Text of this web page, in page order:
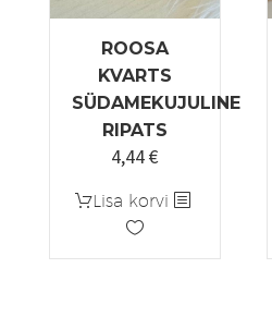
ROOSA
KVARTS
SÜDAMEKUJULINE
RIPATS
Algne
oli:
5,55 €.
4,44€
on:
Lisa korvi